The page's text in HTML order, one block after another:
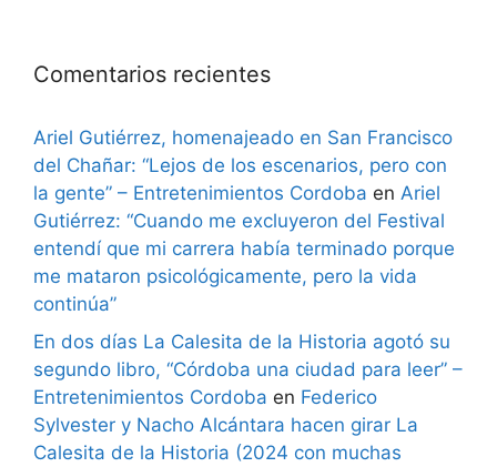
Comentarios recientes
Ariel Gutiérrez, homenajeado en San Francisco
del Chañar: “Lejos de los escenarios, pero con
la gente” – Entretenimientos Cordoba en Ariel
Gutiérrez: “Cuando me excluyeron del Festival
entendí que mi carrera había terminado porque
me mataron psicológicamente, pero la vida
continúa”
En dos días La Calesita de la Historia agotó su
segundo libro, “Córdoba una ciudad para leer” –
Entretenimientos Cordoba en Federico
Sylvester y Nacho Alcántara hacen girar La
Calesita de la Historia (2024 con muchas